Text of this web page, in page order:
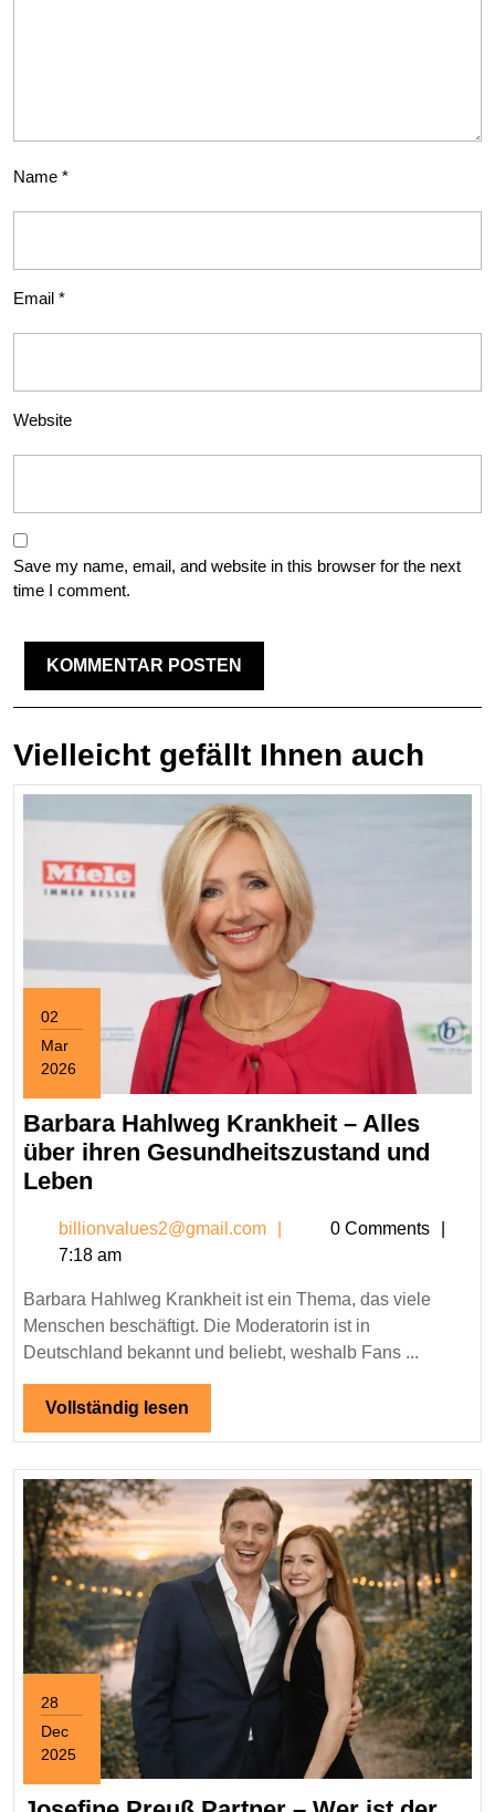
Name *
Email *
Website
Save my name, email, and website in this browser for the next
time I comment.
Vielleicht gefällt Ihnen auch
02
Mar
2026
2,
2026
Barbara Hahlweg Krankheit – Alles
über ihren Gesundheitszustand und
Leben
Krankheit
–
Alles
über
ihren
Gesundheitszustand
und
Leben
billionvalues2@gmail.com
0 Comments
7:18 am
Barbara Hahlweg Krankheit ist ein Thema, das viele
Menschen beschäftigt. Die Moderatorin ist in
Deutschland bekannt und beliebt, weshalb Fans ...
Vollständig lesen
lesen
28
Dec
2025
December